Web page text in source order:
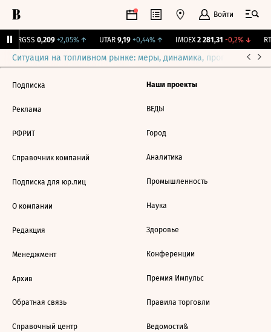
Войти
RGSS 0,209 +2,05%↑ UTAR 9,19 +0,44%↑ IMOEX 2 281,31 -0,2%↓
Ситуация на топливном рынке: меры, динамика, прогнозы
Подписка
Реклама
РФРИТ
Справочник компаний
Подписка для юр.лиц
О компании
Редакция
Менеджмент
Архив
Обратная связь
Справочный центр
Наши проекты
ВЕДЫ
Город
Аналитика
Промышленность
Наука
Здоровье
Конференции
Премия Импульс
Правила торговли
Ведомости&